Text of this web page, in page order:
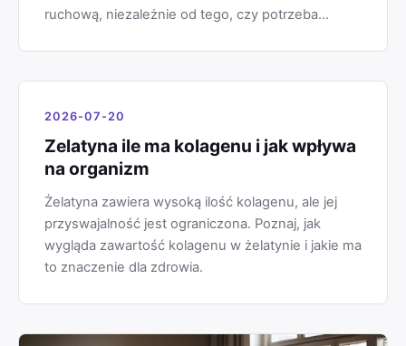
ruchową, niezależnie od tego, czy potrzeba…
2026-07-20
Zelatyna ile ma kolagenu i jak wpływa
na organizm
Żelatyna zawiera wysoką ilość kolagenu, ale jej
przyswajalność jest ograniczona. Poznaj, jak
wygląda zawartość kolagenu w żelatynie i jakie ma
to znaczenie dla zdrowia.